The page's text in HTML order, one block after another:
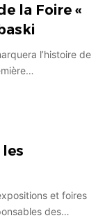
la Foire «
l’histoire de
les
et foires
des…